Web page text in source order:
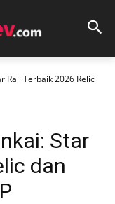
Rail Terbaik 2026 Relic
Star
dan